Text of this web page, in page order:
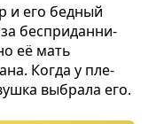
и его бед­ный
бес­при­дан­ни­
её мать
Когда у пле­
выбрала его.